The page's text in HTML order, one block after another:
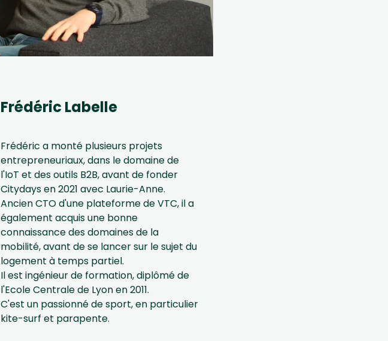
Frédéric Labelle
Frédéric a monté plusieurs projets
entrepreneuriaux, dans le domaine de
l'IoT et des outils B2B, avant de fonder
Citydays en 2021 avec Laurie-Anne.
Ancien CTO d'une plateforme de VTC, il a
également acquis une bonne
connaissance des domaines de la
mobilité, avant de se lancer sur le sujet du
logement à temps partiel.
Il est ingénieur de formation, diplômé de
l'Ecole Centrale de Lyon en 2011.
C'est un passionné de sport, en particulier
kite-surf et parapente.